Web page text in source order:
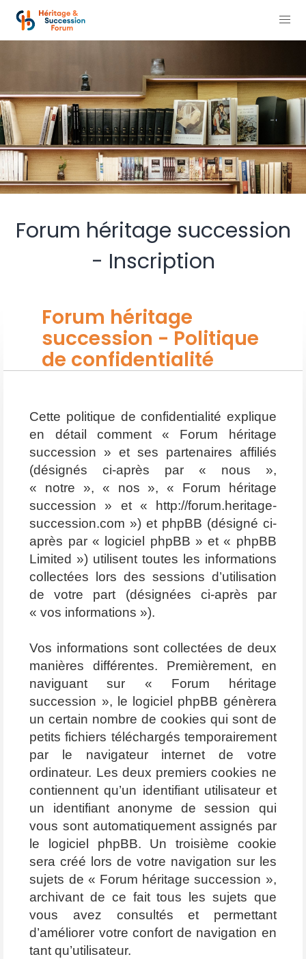
Forum héritage succession
- Inscription
Forum héritage
succession - Politique
de confidentialité
Cette politique de confidentialité explique
en détail comment « Forum héritage
succession » et ses partenaires affiliés
(désignés ci-après par « nous »,
« notre », « nos », « Forum héritage
succession » et « http://forum.heritage-
succession.com ») et phpBB (désigné ci-
après par « logiciel phpBB » et « phpBB
Limited ») utilisent toutes les informations
collectées lors des sessions d’utilisation
de votre part (désignées ci-après par
« vos informations »).
Vos informations sont collectées de deux
manières différentes. Premièrement, en
naviguant sur « Forum héritage
succession », le logiciel phpBB génèrera
un certain nombre de cookies qui sont de
petits fichiers téléchargés temporairement
par le navigateur internet de votre
ordinateur. Les deux premiers cookies ne
contiennent qu’un identifiant utilisateur et
un identifiant anonyme de session qui
vous sont automatiquement assignés par
le logiciel phpBB. Un troisième cookie
sera créé lors de votre navigation sur les
sujets de « Forum héritage succession »,
archivant de ce fait tous les sujets que
vous avez consultés et permettant
d’améliorer votre confort de navigation en
tant qu’utilisateur.